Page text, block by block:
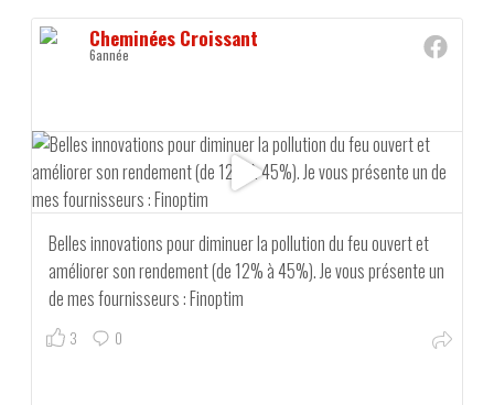
Cheminées Croissant
6année
Belles innovations pour diminuer la pollution du feu ouvert et
améliorer son rendement (de 12% à 45%). Je vous présente un
de mes fournisseurs : Finoptim
3 0